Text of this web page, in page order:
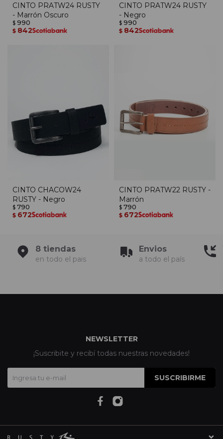
CINTO PRATW24 RUSTY
- Marrón Oscuro
$ 990
$ 842
CINTO PRATW24 RUSTY
- Negro
$ 990
$ 842
CINTO CHACOW24
RUSTY - Negro
$ 790
$ 672
CINTO PRATW22 RUSTY -
Marrón
$ 790
$ 672
8 tiendas
en todo el pais
Envios
a todo el país
NEWSLETTER
¡Suscribite y recibí todas nuestras novedades!
SUSCRIBIRME